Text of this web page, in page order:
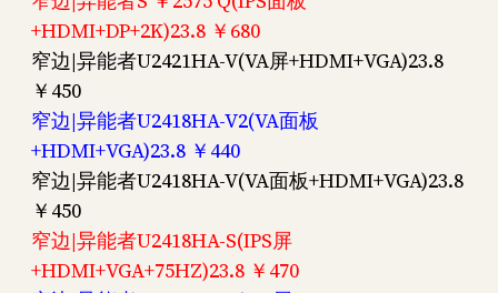
+HDMI+DP+2K)23.8 ￥680
窄边|异能者U2421HA-V(VA屏+HDMI+VGA)23.8
￥450
窄边|异能者U2418HA-V2(VA面板
+HDMI+VGA)23.8 ￥440
窄边|异能者U2418HA-V(VA面板+HDMI+VGA)23.8
￥450
窄边|异能者U2418HA-S(IPS屏
+HDMI+VGA+75HZ)23.8 ￥470